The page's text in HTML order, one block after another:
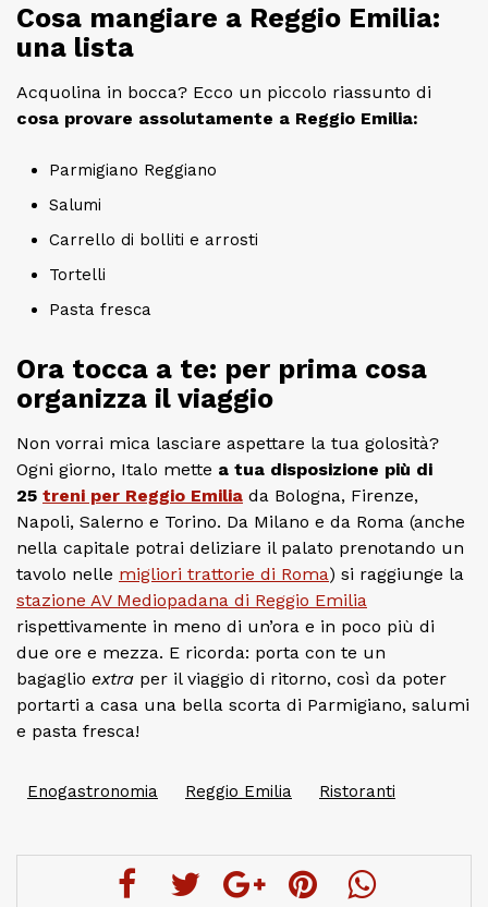
Cosa mangiare a Reggio Emilia:
una lista
Acquolina in bocca? Ecco un piccolo riassunto di
cosa provare assolutamente a Reggio Emilia:
Parmigiano Reggiano
Salumi
Carrello di bolliti e arrosti
Tortelli
Pasta fresca
Ora tocca a te: per prima cosa
organizza il viaggio
Non vorrai mica lasciare aspettare la tua golosità?
Ogni giorno, Italo mette a tua disposizione più di
25 treni per Reggio Emilia da Bologna, Firenze,
Napoli, Salerno e Torino. Da Milano e da Roma (anche
nella capitale potrai deliziare il palato prenotando un
tavolo nelle migliori trattorie di Roma) si raggiunge la
stazione AV Mediopadana di Reggio Emilia
rispettivamente in meno di un’ora e in poco più di
due ore e mezza. E ricorda: porta con te un
bagaglio extra per il viaggio di ritorno, così da poter
portarti a casa una bella scorta di Parmigiano, salumi
e pasta fresca!
Enogastronomia Reggio Emilia Ristoranti